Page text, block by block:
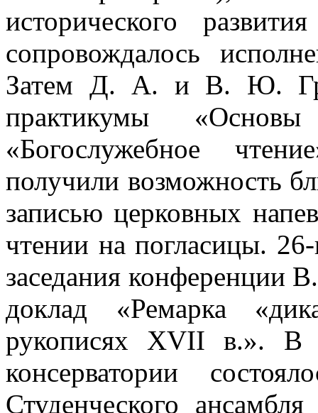
исторического
сопровождалось
Затем Д. А. и В. Ю.
практикумы
«Богослужебное
получили возможность
записью церковных
чтении на погласицы.
заседания конференции
доклад «Ремарка
рукописях XVII в.».
консерватории
Студенческого